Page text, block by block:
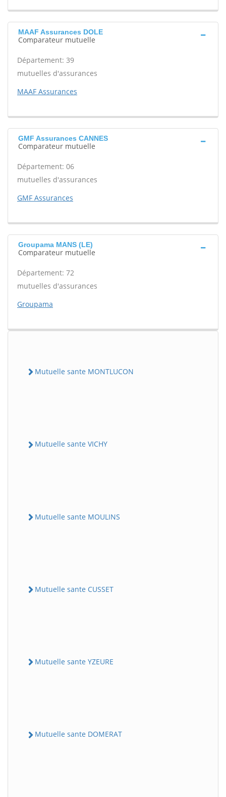
MAAF Assurances DOLE
Comparateur mutuelle
Département: 39
mutuelles d'assurances
MAAF Assurances
GMF Assurances CANNES
Comparateur mutuelle
Département: 06
mutuelles d'assurances
GMF Assurances
Groupama MANS (LE)
Comparateur mutuelle
Département: 72
mutuelles d'assurances
Groupama
Mutuelle sante MONTLUCON
Mutuelle sante VICHY
Mutuelle sante MOULINS
Mutuelle sante CUSSET
Mutuelle sante YZEURE
Mutuelle sante DOMERAT